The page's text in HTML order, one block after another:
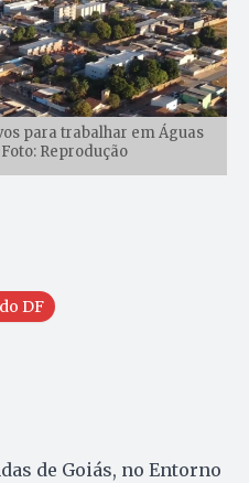
para trabalhar em Águas
Reprodução
DF
de Goiás, no Entorno